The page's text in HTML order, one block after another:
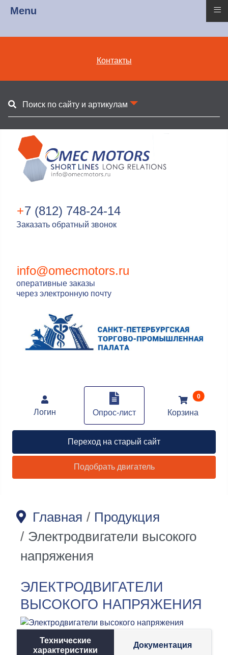
Контакты
Поиск по сайту и артикулам
+7 (812) 748-24-14
Заказать обратный звонок
info@omecmotors.ru
оперативные заказы
через электронную почту
Логин Опрос-лист Корзина
0В
Переход на старый сайт
Подобрать двигатель
Главная
Продукция
Электродвигатели высокого
напряжения
ЭЛЕКТРОДВИГАТЕЛИ
ВЫСОКОГО НАПРЯЖЕНИЯ
Технические
характеристики
Документация
Menu ≡